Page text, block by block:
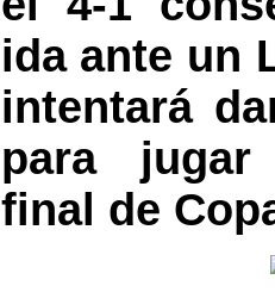
ida ante un
intentará
para
final de